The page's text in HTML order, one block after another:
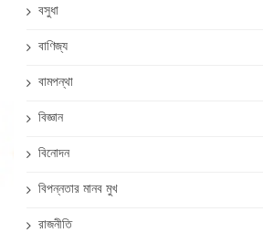
বসুধা
বাণিজ্য
বামপন্থা
বিজ্ঞান
বিনোদন
বিপন্নতার মানব মুখ
রাজনীতি